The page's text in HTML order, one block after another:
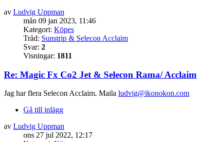
av Ludvig Uppman
mån 09 jan 2023, 11:46
Kategori: Köpes
Tråd: Sunstrip & Selecon Acclaim
Svar: 2
Visningar: 1811
Re: Magic Fx Co2 Jet & Selecon Rama/ Acclaim
Jag har flera Selecon Acclaim. Maila ludvig@ikonokon.com
Gå till inlägg
av Ludvig Uppman
ons 27 jul 2022, 12:17